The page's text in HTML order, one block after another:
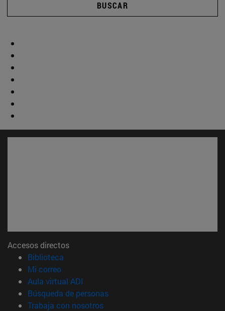
BUSCAR
Accesos directos
Biblioteca
Mi correo(abre en nueva ventana)
Aula virtual ADI
Búsqueda de personas(abre en nueva ventana)
Trabaja con nosotros(abre en nueva ventana)